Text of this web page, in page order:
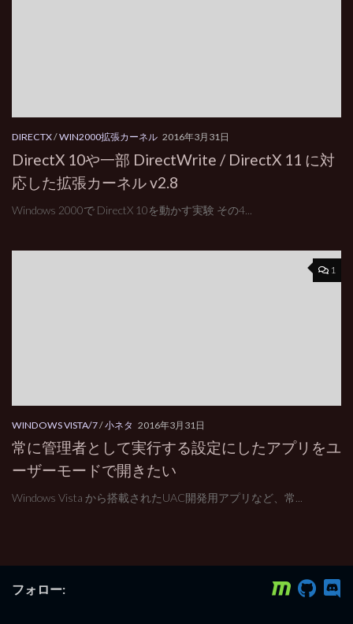
DIRECTX/WIN2000拡張カーネル 2016年3月31日
DirectX 10や一部 DirectWrite / DirectX 11 に対
応した拡張カーネル v2.8
Windows 2000で DirectX 10を動かす実験 その4...
1
WINDOWS VISTA/7/小ネタ 2016年3月31日
常に管理者として実行する設定にしたアプリをユ
ーザーモードで開きたい
Windows Vista から搭載されたUAC開発用アプリなど、常...
フォロー: